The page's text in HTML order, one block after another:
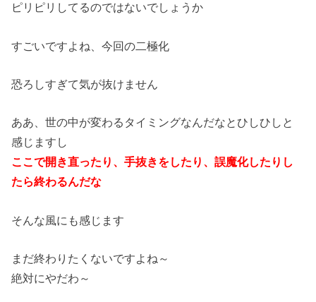
ピリピリしてるのではないでしょうか
すごいですよね、今回の二極化
恐ろしすぎて気が抜けません
ああ、世の中が変わるタイミングなんだなとひしひしと
感じますし
ここで開き直ったり、手抜きをしたり、誤魔化したりし
たら終わるんだな
そんな風にも感じます
まだ終わりたくないですよね～
絶対にやだわ～